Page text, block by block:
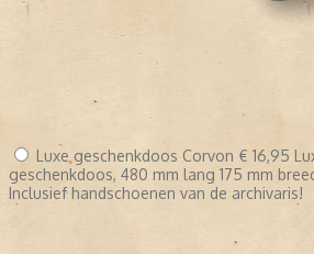
Luxe geschenkdoos Corvon € 16,95
geschenkdoos, 480 mm lang 175 mm
Inclusief handschoenen van de archivaris!